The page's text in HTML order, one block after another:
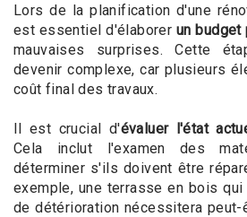
Lors de la planification d'une
est essentiel d'élaborer un budget
mauvaises surprises. Cette
devenir complexe, car plusieurs
coût final des travaux.
Il est crucial d'évaluer l'état
Cela inclut l'examen des
déterminer s'ils doivent être
exemple, une terrasse en bois
de détérioration nécessitera peut-